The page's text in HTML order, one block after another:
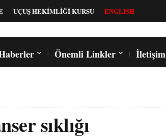
UÇUŞ HEKİMLİĞİ KURSU ENGLISH
Önemli Linkler İletişim
sıklığı